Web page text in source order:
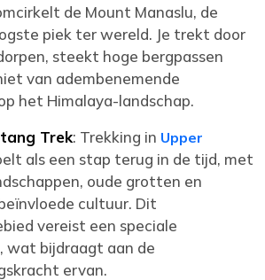
de Mount Manaslu, de
piek ter wereld. Je trekt door
steekt hoge bergpassen
van adembenemende
het Himalaya-landschap.
Trek: Trekking in Upper
als een stap terug in de tijd, met
oude grotten en
cultuur. Dit
vereist een speciale
wat bijdraagt aan de
ervan.